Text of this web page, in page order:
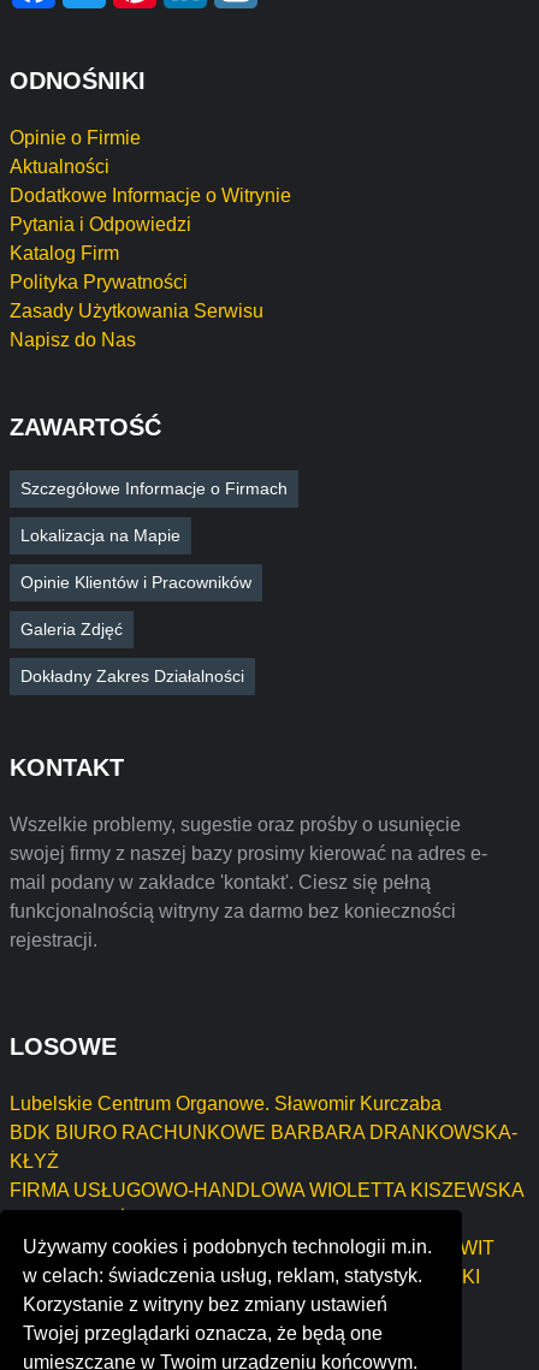
Używamy cookies i podobnych technologii m.in.
w celach: świadczenia usług, reklam, statystyk.
Korzystanie z witryny bez zmiany ustawień
Twojej przeglądarki oznacza, że będą one
umieszczane w Twoim urządzeniu końcowym.
ODNOŚNIKI
Opinie o Firmie
Aktualności
Dodatkowe Informacje o Witrynie
Pytania i Odpowiedzi
Katalog Firm
Polityka Prywatności
Zasady Użytkowania Serwisu
Napisz do Nas
ZAWARTOŚĆ
Szczegółowe Informacje o Firmach
Lokalizacja na Mapie
Opinie Klientów i Pracowników
Galeria Zdjęć
Dokładny Zakres Działalności
KONTAKT
Wszelkie problemy, sugestie oraz prośby o usunięcie
swojej firmy z naszej bazy prosimy kierować na adres e-
mail podany w zakładce 'kontakt'. Ciesz się pełną
funkcjonalnością witryny za darmo bez konieczności
rejestracji.
LOSOWE
Lubelskie Centrum Organowe. Sławomir Kurczaba
BDK BIURO RACHUNKOWE BARBARA DRANKOWSKA-
KŁYŻ
FIRMA USŁUGOWO-HANDLOWA WIOLETTA KISZEWSKA
FABRYKA POWIETRZA - FABRICA DE AER ZIEMOWIT
DULIŃSKI WSPÓLNIK SPÓŁKI CYWILNEJ DULIŃSKI
ZIEMOWIT
plus assurances